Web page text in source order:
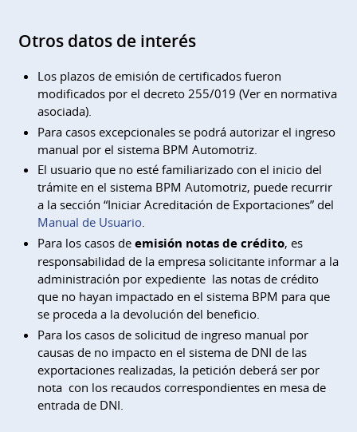
Otros datos de interés
Los plazos de emisión de certificados fueron
modificados por el decreto 255/019 (Ver en normativa
asociada).
Para casos excepcionales se podrá autorizar el ingreso
manual por el sistema BPM Automotriz.
El usuario que no esté familiarizado con el inicio del
trámite en el sistema BPM Automotriz, puede recurrir
a la sección “Iniciar Acreditación de Exportaciones” del
Manual de Usuario.
Para los casos de emisión notas de crédito, es
responsabilidad de la empresa solicitante informar a la
administración por expediente las notas de crédito
que no hayan impactado en el sistema BPM para que
se proceda a la devolución del beneficio.
Para los casos de solicitud de ingreso manual por
causas de no impacto en el sistema de DNI de las
exportaciones realizadas, la petición deberá ser por
nota con los recaudos correspondientes en mesa de
entrada de DNI.